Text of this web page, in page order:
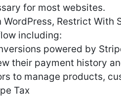
for most websites.
Restrict With
including:
powered by
their payment history
to manage products,
Tax